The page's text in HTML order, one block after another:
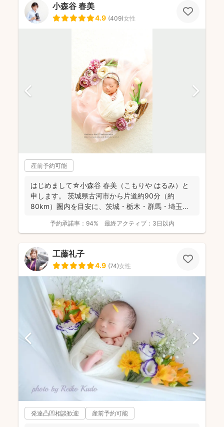
小森谷 春美
4.9 (409)女性
産前予約可能
はじめまして☆小森谷 春美（こもりや はるみ）と
申します。 茨城県古河市から片道約90分（約
80km）圏内を目安に、茨城・栃木・群馬・埼玉
予約承諾率： 94% 最終アクティブ： 3日以内
工藤礼子
4.9 (74)女性
発達凸凹相談歓迎 産前予約可能